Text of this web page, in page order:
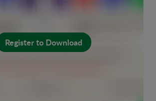
Register to Download